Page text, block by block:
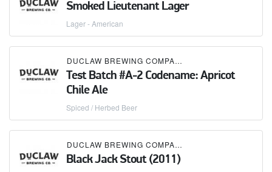
Smoked Lieutenant Lager
Lager - American
DUCLAW BREWING COMPANY
Test Batch #A-2 Codename: Apricot
Chile Ale
Spiced / Herbed Beer
DUCLAW BREWING COMPANY
Black Jack Stout (2011)